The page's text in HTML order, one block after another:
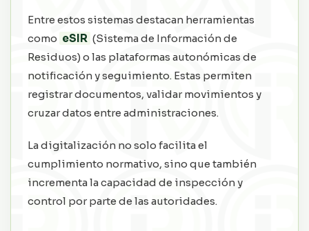
Entre estos sistemas destacan herramientas
como eSIR (Sistema de Información de
Residuos) o las plataformas autonómicas de
notificación y seguimiento. Estas permiten
registrar documentos, validar movimientos y
cruzar datos entre administraciones.
La digitalización no solo facilita el
cumplimiento normativo, sino que también
incrementa la capacidad de inspección y
control por parte de las autoridades.